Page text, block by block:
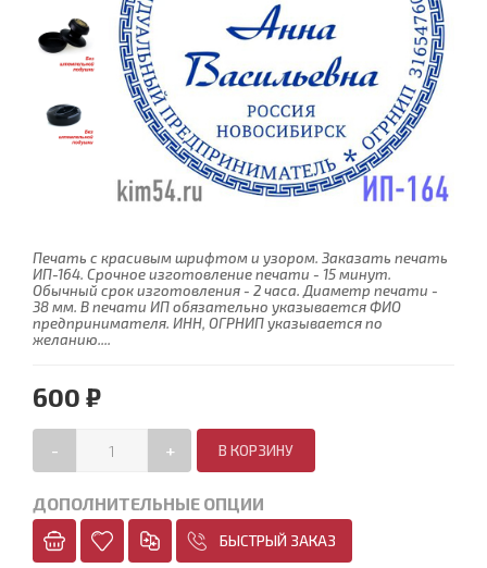
Печать с красивым шрифтом и узором. Заказать печать
ИП-164. Срочное изготовление печати - 15 минут.
Обычный срок изготовления - 2 часа. Диаметр печати -
38 мм. В печати ИП обязательно указывается ФИО
предпринимателя. ИНН, ОГРНИП указывается по
желанию....
600 ₽
- +
ДОПОЛНИТЕЛЬНЫЕ ОПЦИИ
БЫСТРЫЙ ЗАКАЗ